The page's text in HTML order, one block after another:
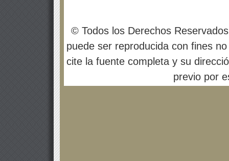
© Todos los Derechos
puede ser reproducida con fines
cite la fuente completa y su
previo por